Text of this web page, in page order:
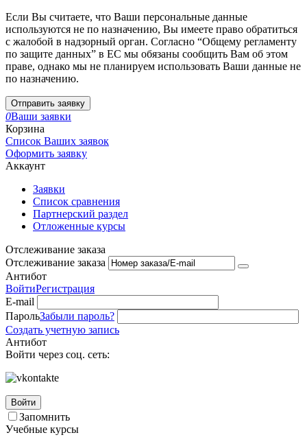
Если Вы считаете, что Ваши персональные данные
используются не по назначению, Вы имеете право обратиться
с жалобой в надзорный орган. Согласно “Общему регламенту
по защите данных” в ЕС мы обязаны сообщить Вам об этом
праве, однако мы не планируем использовать Ваши данные не
по назначению.
Отправить заявку
0Ваши заявки
Корзина
Список Ваших заявок
Оформить заявку
Аккаунт
Заявки
Список сравнения
Партнерский раздел
Отложенные курсы
Отслеживание заказа
Отслеживание заказа
Антибот
ВойтиРегистрация
E-mail
ПарольЗабыли пароль?
Создать учетную запись
Антибот
Войти через соц. сеть:
Войти
Запомнить
Учебные курсы